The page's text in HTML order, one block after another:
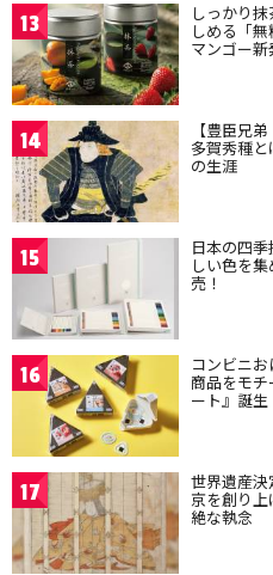
13 しっかり
しめる「
マンゴー新
14 【豊臣兄
多賀秀種
の生涯
15 日本の四
しい色を
売！
16 コンビニ
商品をモ
ート』誕生
17 世界遺産
京を創り
絶な執念